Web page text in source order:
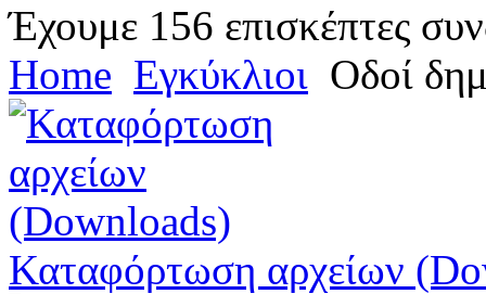
Έχουμε 156 επισκέπτες
Home Εγκύκλιοι Οδοί
Καταφόρτωση αρχείων